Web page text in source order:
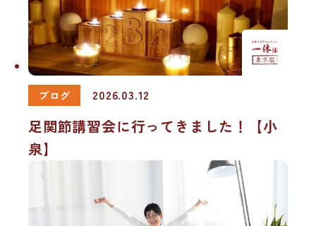
ブログ 2026.03.12
足関節講習会に行ってきました！【小
泉】